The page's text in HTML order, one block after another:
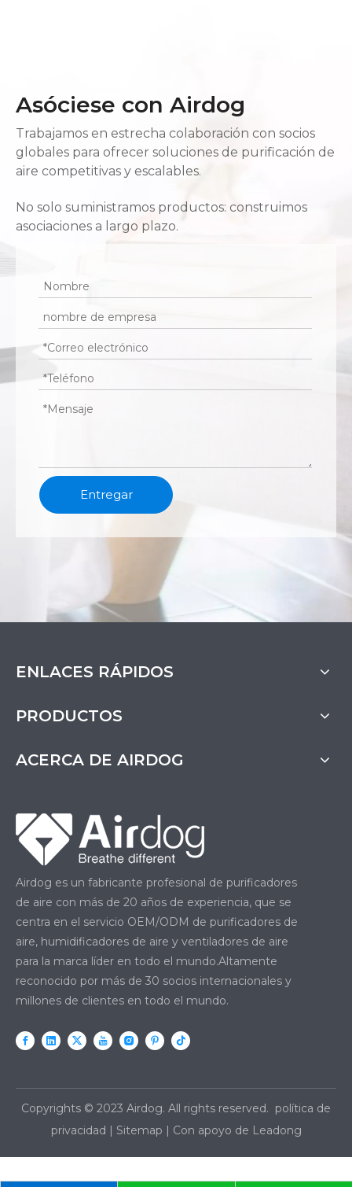
Asóciese con Airdog
Trabajamos en estrecha colaboración con socios
globales para ofrecer soluciones de purificación de
aire competitivas y escalables.
No solo suministramos productos: construimos
asociaciones a largo plazo.
Entregar
ENLACES RÁPIDOS
PRODUCTOS
ACERCA DE AIRDOG
Airdog es un fabricante profesional de purificadores
de aire con más de 20 años de experiencia, que se
centra en el servicio OEM/ODM de purificadores de
aire, humidificadores de aire y ventiladores de aire
para la marca líder en todo el mundo.Altamente
reconocido por más de 30 socios internacionales y
millones de clientes en todo el mundo.
Copyrights © 2023 Airdog. All rights reserved. política de
privacidad
Sitemap | Con apoyo de Leadong